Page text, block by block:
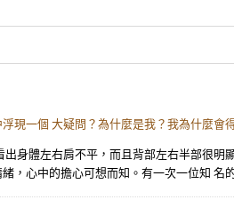
現一個 大疑問？為什麼是我？我為什麼會
出身體左右肩不平，而且背部左右半部很
，心中的擔心可想而知。有一次一位知 名